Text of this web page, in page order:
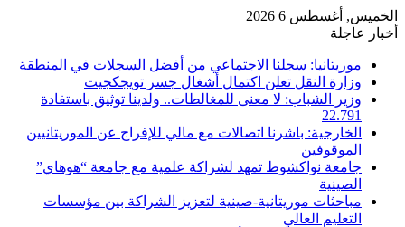
الخميس, أغسطس 6 2026
أخبار عاجلة
موريتانيا: سجلنا الاجتماعي من أفضل السجلات في المنطقة
وزارة النقل تعلن اكتمال أشغال جسر تويجكجيت
وزير الشباب: لا معنى للمغالطات.. ولدينا توثيق باستفادة
22.791
الخارجية: باشرنا اتصالات مع مالي للإفراج عن الموريتانيين
الموقوفين
جامعة نواكشوط تمهد لشراكة علمية مع جامعة “هوهاي”
الصينية
مباحثات موريتانية-صينية لتعزيز الشراكة بين مؤسسات
التعليم العالي